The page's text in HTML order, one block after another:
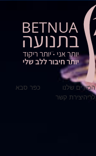
שלנו
כפר סבא
יצירת קשר